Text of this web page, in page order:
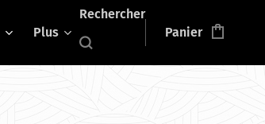
Plus
Rechercher
Panier